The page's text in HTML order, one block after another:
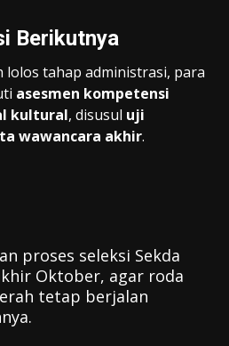
Berikutnya
lolos tahap administrasi, para
asesmen kompetensi
kultural, disusul uji
wawancara akhir.
proses seleksi Sekda
Oktober, agar roda
tetap berjalan